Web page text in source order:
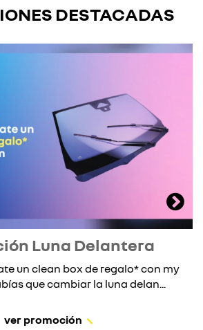
DESTACADAS
Luna Delantera
un clean box de regalo* con my
que cambiar la luna delan...
ver promoción